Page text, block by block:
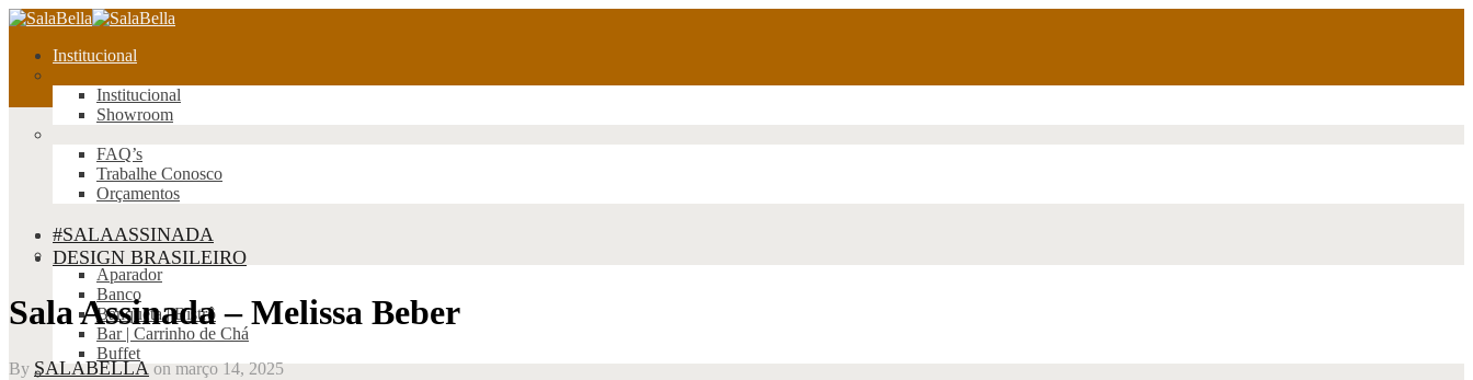
Institucional
Institucional
Showroom
FAQ’s
Trabalhe Conosco
Orçamentos
Produtos
Aparador
Banco
Banqueta | Bistrô
Bar | Carrinho de Chá
Buffet
#SALAASSINADA
DESIGN BRASILEIRO
Sala Assinada – Melissa Beber
By SALABELLA on março 14, 2025